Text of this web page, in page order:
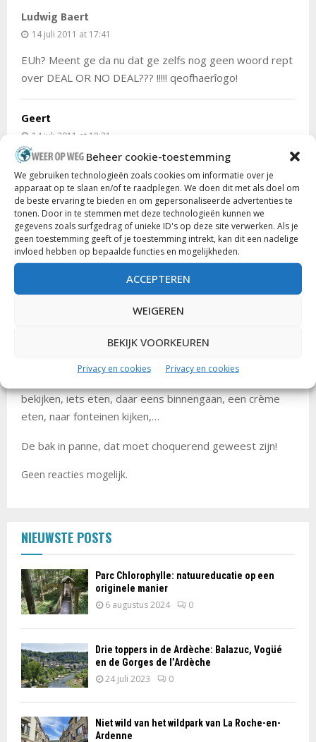
Beheer cookie-toestemming
We gebruiken technologieën zoals cookies om informatie over je
apparaat op te slaan en/of te raadplegen. We doen dit met als doel om
de beste ervaring te bieden en om gepersonaliseerde advertenties te
tonen. Door in te stemmen met deze technologieën kunnen we
gegevens zoals surfgedrag of unieke ID's op deze site verwerken. Als je
geen toestemming geeft of je toestemming intrekt, kan dit een nadelige
invloed hebben op bepaalde functies en mogelijkheden.
ACCEPTEREN
WEIGEREN
BEKIJK VOORKEUREN
Privacy en cookies Privacy en cookies
Ludwig Baert
14 juli 2011 at 17:41
EUh? Meent ge da nu dat ge zelfs nog geen woord rept
over DEAL OR NO DEAL??? !!!!! qeofhaerîogo!
Geert
14 juli 2011 at 18:21
Daar zijn we nog niet toe gekomen. De machine is
trouwens verplaatst… We wilden daarnet na het ontbijt
spelen, maar het ding lag in panne dus het zal voor later
zijn :p
Jeroen
Amai Sofie aan het stuur! Go Sofie!!
En dat fotograferen vanuit de auto en te lui om uit te
En eigenlijk is de beschrijving van wat je doet in Las
bekijken, iets eten, daar eens binnengaan, een crème
eten, naar fonteinen kijken,…
De bak in panne, dat moet choquerend geweest zijn!
Geen reacties mogelijk.
NIEUWSTE POSTS
Parc Chlorophylle: natuureducatie op een
originele manier
6 augustus 2024 0
Drie toppers in de Ardèche: Balazuc, Vogüé
en de Gorges de l’Ardèche
24 juli 2023 0
Niet wild van het wildpark van La Roche-en-
Ardenne